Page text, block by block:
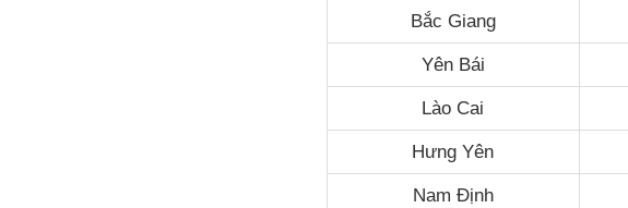
Bắc Giang
Yên Bái
Lào Cai
Hưng Yên
Nam Định